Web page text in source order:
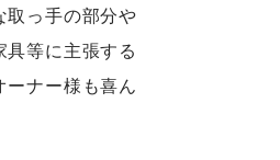
取っ手の部分や
等に主張する
ーナー様も喜ん